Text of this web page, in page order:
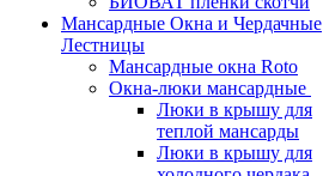
Мансардные Окна и Чердачные
Лестницы
Мансардные окна Roto
Окна-люки мансардные
Люки в крышу для
теплой мансарды
Люки в крышу для